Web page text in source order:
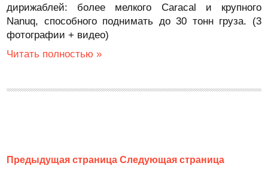
дирижаблей: более мелкого Caracal и крупного
Nanuq, способного поднимать до 30 тонн груза. (3
фотографии + видео)
Читать полностью »
Предыдущая страница Следующая страница